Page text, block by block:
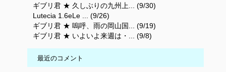
ギブリ君 ★ 久しぶりの九州上... (9/30)
Lutecia 1.6eLe ... (9/26)
ギブリ君 ★ 嗚呼、雨の岡山国... (9/19)
ギブリ君 ★ いよいよ来週は・... (9/8)
最近のコメント